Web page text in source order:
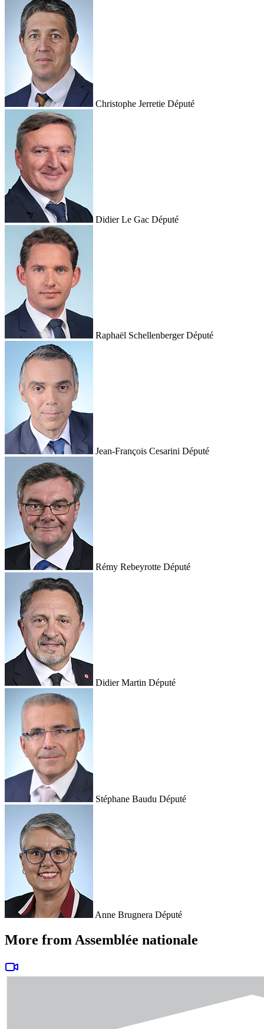
Christophe Jerretie Député
Didier Le Gac Député
Raphaël Schellenberger Député
Jean-François Cesarini Député
Rémy Rebeyrotte Député
Didier Martin Député
Stéphane Baudu Député
Anne Brugnera Député
More from Assemblée nationale